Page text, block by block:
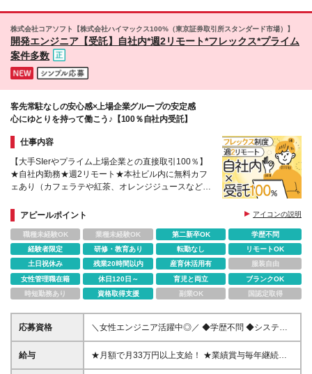
デッドシステムスペシャリスト試験（10万円） ・デ
ィジタル技術検定（情報1級：10万円、制御1級：10
い』と相談したところ、本当に近くの案件を紹介して
もらえました。通勤時間がかなり減り、とてもありが
株式会社コアソフト【株式会社ハイマックス100%（東京証券取引所スタンダード市場）】
開発エンジニア【受託】自社内*週2リモート*フレックス*プライム
案件多数
客先常駐なしの安心感×上場企業グループの安定感
心にゆとりを持って働こう♪【100％自社内受託】
仕事内容
【大手SIerやプライム上場企業との直接取引100％】
★自社内勤務★週2リモート★本社ビル内に無料カフ
ェあり（カフェラテや紅茶、オレンジジュースなど）
躍中アピールポイント アイコンの説明
職種未経験OK 業種未経験OK 第二新卒OK
学歴不問
経験者限定
研修・教育あり 転勤なし
リモートOK
土日祝休み
残業20時間以内 産育休活用有
服装自由
女性管理職在籍
休日120日～ 育児と両立
ブランクOK
時短勤務あり
資格取得支援 副業OK 国認定取得
応募資格
＼女性エンジニア活躍中◎／ ◆学歴不問 ◆システム
開発の実務経験（1年以上）※言語不問 ◇AWS、
PHP(Laravel）、typescript、Nuxt.js、C#のご経験の
給与
★月額で月33万円以上支給！ ★業績賞与毎年継続し
て支給中 ★経験3年で月額40万円も実現可 【東京】 ■